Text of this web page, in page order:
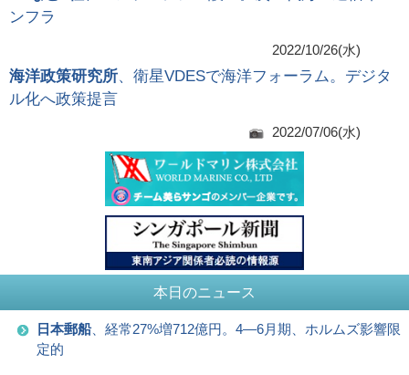
ンフラ
2022/10/26(水)
海洋政策研究所、衛星VDESで海洋フォーラム。デジタ
ル化へ政策提言
2022/07/06(水)
本日のニュース
日本郵船、経常27%増712億円。4―6月期、ホルムズ影響限
定的